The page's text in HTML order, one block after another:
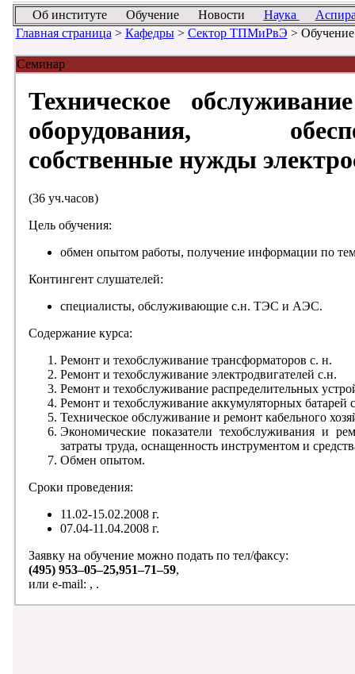
Об институте Обучение Новости Наука
Главная страница > Кафедры> Сектор ТПМиРвЭ > Обучение
Семинар
Техническое
оборудования,
собственные нужды
(36 уч.часов)
Цель обучения:
обмен опытом работы, получение информации по
Контингент слушателей:
специалисты, обслуживающие с.н. ТЭС и АЭС.
Содержание курса:
Ремонт и техобслуживание трансформаторов с. н.
Ремонт и техобслуживание электродвигателей с.н.
Ремонт и техобслуживание распределительных
Ремонт и техобслуживание аккумуляторных батарей
Техническое обслуживание и ремонт кабельного
Экономические показатели техобслуживания и
затраты труда, оснащенность инструментом и
Обмен опытом.
Сроки проведения:
11.02-15.02.2008 г.
07.04-11.04.2008 г.
Заявку на обучение можно подать по тел/факсу:
(495) 953–05–25,951–71–59,
или e-mail: , .